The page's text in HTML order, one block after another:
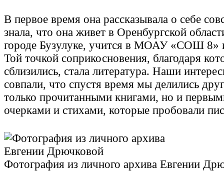
В первое время она рассказывала о себе
знала, что она живет в Оренбургской
городе Бузулуке, учится в МОАУ «СОШ 8»
Той точкой соприкосновения, благодаря
сблизились, стала литература. Наши
совпали, что спустя время мы делились
только прочитанными книгами, но и
очерками и стихами, которые пробовали
Фотография из личного архива Евгении